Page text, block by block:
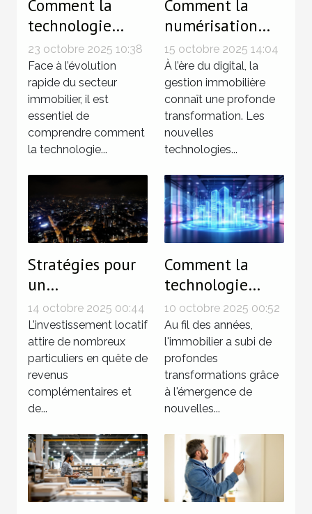
Comment la
technologie
influence-t-elle
les tendances du
marché
immobilier ?
23 octobre 2025 10:38
Face à l’évolution
rapide du secteur
immobilier, il est
essentiel de
comprendre comment
la technologie...
Comment la
numérisation
simplifie-t-elle
la gestion
immobilière ?
15 octobre 2025 14:04
À l’ère du digital, la
gestion immobilière
connaît une profonde
transformation. Les
nouvelles
technologies...
Stratégies pour
un
investissement
locatif sans
tracas
14 octobre 2025 00:44
L’investissement locatif
attire de nombreux
particuliers en quête de
revenus
complémentaires et
de...
Comment la
technologie
révolutionne-t-
elle
l'investissement
immobilier ?
10 octobre 2025 00:52
Au fil des années,
l'immobilier a subi de
profondes
transformations grâce
à l'émergence de
nouvelles...